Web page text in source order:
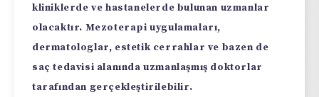
kliniklerde ve hastanelerde bulunan uzmanlar
olacaktır. Mezoterapi uygulamaları,
dermatologlar, estetik cerrahlar ve bazen de
saç tedavisi alanında uzmanlaşmış doktorlar
tarafından gerçekleştirilebilir.